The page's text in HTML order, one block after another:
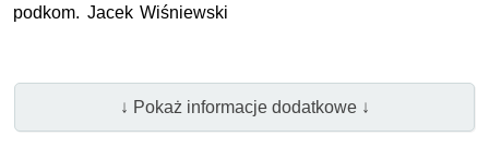
podkom. Jacek Wiśniewski
↓ Pokaż informacje dodatkowe ↓